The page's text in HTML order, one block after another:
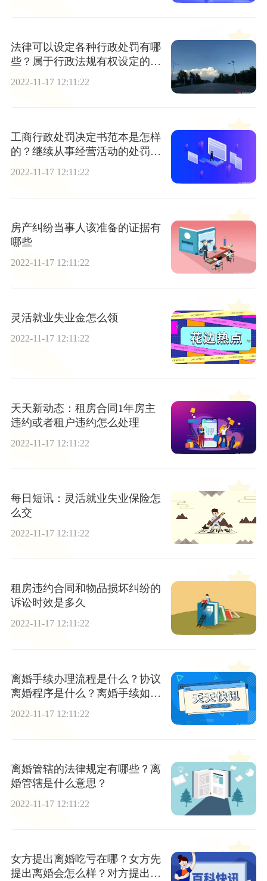
法律可以设定各种行政处罚有哪
些？属于行政法规有权设定的行
政处罚有哪些？
2022-11-17 12:11:22
工商行政处罚决定书范本是怎样
的？继续从事经营活动的处罚有
哪些？
2022-11-17 12:11:22
房产纠纷当事人该准备的证据有
哪些
2022-11-17 12:11:22
灵活就业失业金怎么领
2022-11-17 12:11:22
天天新动态：租房合同1年房主
违约或者租户违约怎么处理
2022-11-17 12:11:22
每日短讯：灵活就业失业保险怎
么交
2022-11-17 12:11:22
租房违约合同和物品损坏纠纷的
诉讼时效是多久
2022-11-17 12:11:22
离婚手续办理流程是什么？协议
离婚程序是什么？离婚手续如何
2022-11-17 12:11:22
离婚管辖的法律规定有哪些？离
婚管辖是什么意思？
2022-11-17 12:11:22
女方提出离婚吃亏在哪？女方先
提出离婚会怎么样？对方提出离